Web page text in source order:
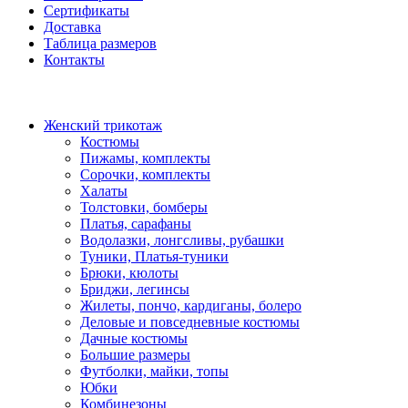
Сертификаты
Доставка
Таблица размеров
Контакты
Женский трикотаж
Костюмы
Пижамы, комплекты
Сорочки, комплекты
Халаты
Толстовки, бомберы
Платья, сарафаны
Водолазки, лонгсливы, рубашки
Туники, Платья-туники
Брюки, кюлоты
Бриджи, легинсы
Жилеты, пончо, кардиганы, болеро
Деловые и повседневные костюмы
Дачные костюмы
Большие размеры
Футболки, майки, топы
Юбки
Комбинезоны